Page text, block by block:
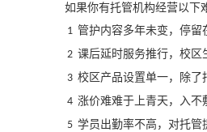
如果你有托管机构经营以下
1 管护内容多年未变，停留
2 课后延时服务推行，校区
3 校区产品设置单一，除了
4 涨价难难于上青天，入不
5 学员出勤率不高，对托管